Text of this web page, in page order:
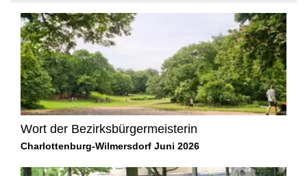
Wort der Bezirksbürgermeisterin
Charlottenburg-Wilmersdorf Juni 2026